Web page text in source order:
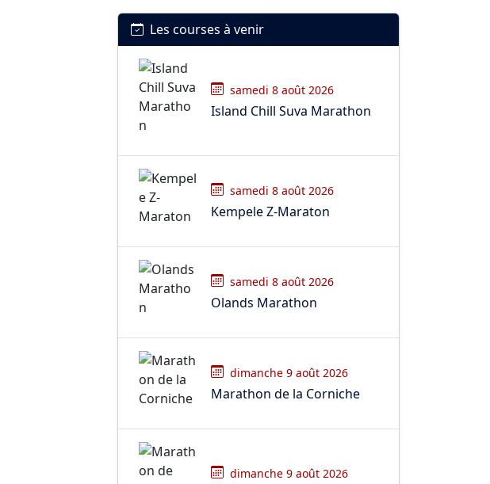
Les courses à venir
samedi 8 août 2026
Island Chill Suva Marathon
samedi 8 août 2026
Kempele Z-Maraton
samedi 8 août 2026
Olands Marathon
dimanche 9 août 2026
Marathon de la Corniche
dimanche 9 août 2026